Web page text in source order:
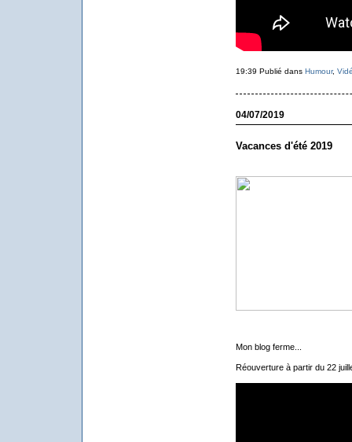
19:39 Publié dans Humour,
04/07/2019
Vacances d'été 2019
Mon blog ferme...
Réouverture à partir du 22